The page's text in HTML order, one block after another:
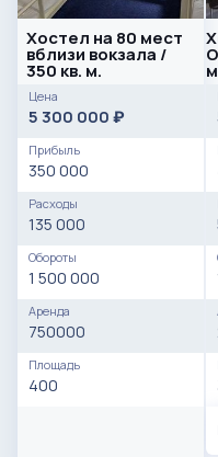
Хостел на 80 мест
вблизи вокзала /
350 кв. м.
Цена
5 300 000 ₽
Прибыль
350 000
Расходы
135 000
Обороты
1 500 000
Аренда
750000
Площадь
400